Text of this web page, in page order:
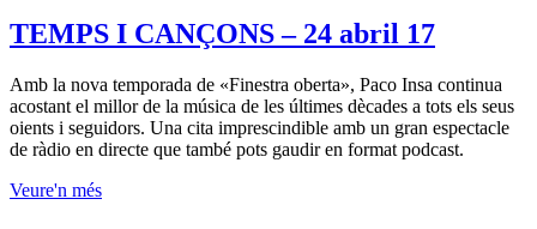
TEMPS I CANÇONS – 24 abril 17
Amb la nova temporada de «Finestra oberta», Paco Insa continua
acostant el millor de la música de les últimes dècades a tots els seus
oients i seguidors. Una cita imprescindible amb un gran espectacle
de ràdio en directe que també pots gaudir en format podcast.
Veure'n més